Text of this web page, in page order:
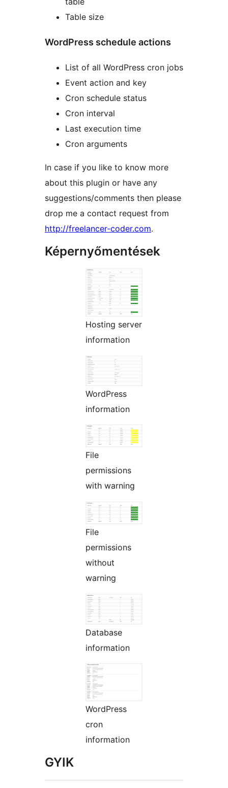
Table size
WordPress schedule actions
List of all WordPress cron jobs
Event action and key
Cron schedule status
Cron interval
Last execution time
Cron arguments
In case if you like to know more
about this plugin or have any
suggestions/comments then please
drop me a contact request from
http://freelancer-coder.com.
Képernyőmentések
Hosting server
information
WordPress
information
File
permissions
with warning
File
permissions
without
warning
Database
information
WordPress
cron
information
GYIK